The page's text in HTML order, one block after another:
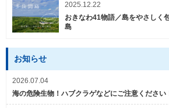
2025.12.22
おきなわ41物語／島をやさしく
島
お知らせ
2026.07.04
海の危険生物！ハブクラゲなどにご注意ください